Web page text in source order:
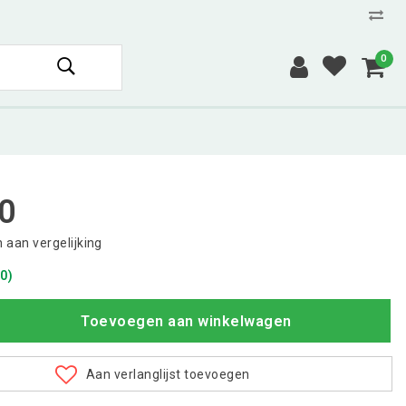
0
aan vergelijking
Toevoegen aan winkelwagen
Aan verlanglijst toevoegen